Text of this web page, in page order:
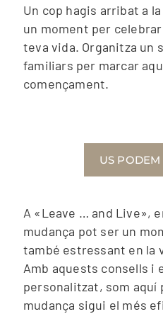
Un cop hagis arribat a
un moment per
teva vida. Organitza un
familiars per marcar
començament.
US
A «Leave … and Live»,
mudança pot ser un
també estressant en la
Amb aquests consells i
personalitzat, som aquí
mudança sigui el més